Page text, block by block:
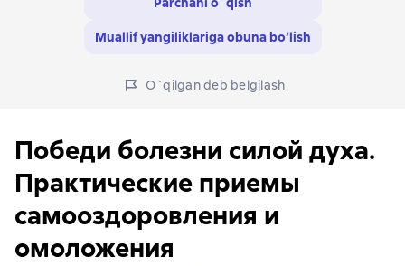
Muallif yangiliklariga obuna bo‘lish
O`qilgan deb belgilash
Победи болезни силой духа.
Практические приемы
самооздоровления и
омоложения